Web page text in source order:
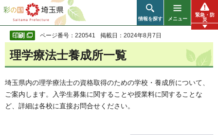
彩の国 埼玉県
情報を探す メニュー
緊急・防
災
ページ番号：220541 掲載日：2024年8月7日
理学療法士養成所一覧
埼玉県内の理学療法士の資格取得のための学校・養成所について、
ご案内します。入学生募集に関することや授業料に関することな
ど、詳細は各校に直接お問合せください。